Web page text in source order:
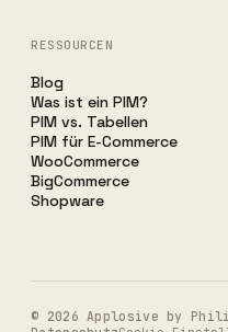
RESSOURCEN
Blog
Was ist ein PIM?
PIM vs. Tabellen
PIM für E-Commerce
WooCommerce
BigCommerce
Shopware
© 2026 Applosive by